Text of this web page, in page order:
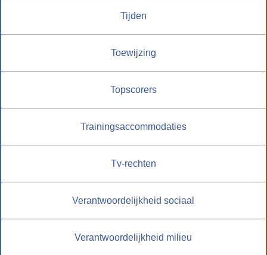
Tijden
Toewijzing
Topscorers
Trainingsaccommodaties
Tv-rechten
Verantwoordelijkheid sociaal
Verantwoordelijkheid milieu